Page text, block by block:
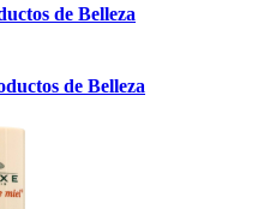
de Belleza
de Belleza